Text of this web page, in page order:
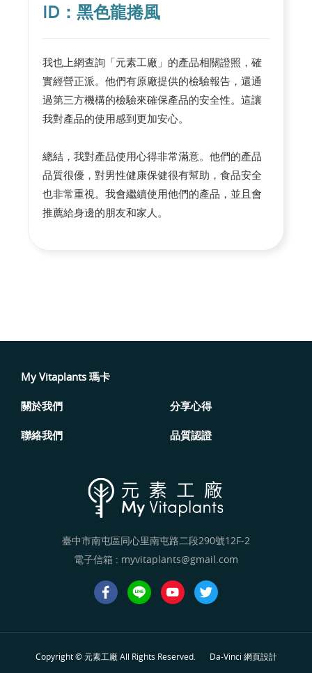
ID：黑色龍捲風
我也上網查詢「元素工廠」的產品相關證照，確
實經營正派。他們有原廠提供的檢驗報告，還通
過第三方機構的檢驗來確保產品的安全性。這讓
我對產品的使用感到更加安心。
總結，我對產品使用心得非常滿意。他們的產品
品質很優，對男性健康保健很有幫助，食品安全
也非常重視。我會繼續使用他們的產品，並且會
推薦給身邊的朋友和家人。
My Vitaplants 瑪卡
關於我們 分享心得
聯絡我們 品質認證
臺中市南屯區同心里南屯路二段290號12F-2
電子信箱 : myvitaplants@gmail.com
Copyright © 元素工廠 All Rights Reserved. Da-Vinci 網頁設計